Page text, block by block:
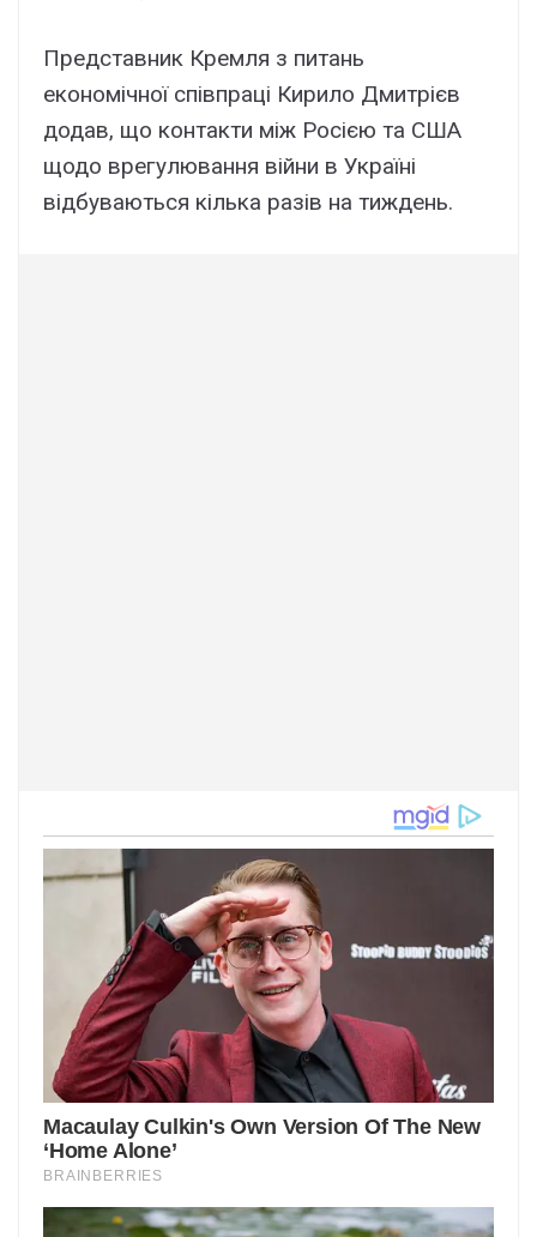
Представник Кремля з питань
економічної співпраці Кирило Дмитрієв
додав, що контакти між Росією та США
щодо врегулювання війни в Україні
відбуваються кілька разів на тиждень.